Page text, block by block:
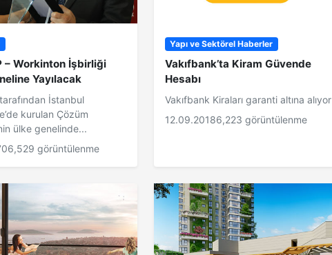
– Workinton İşbirliği
Yayılacak
İstanbul
kurulan Çözüm
ülke genelinde...
6,529 görüntülenme
Yapı ve Sektörel Haberler
Vakıfbank’ta Kiram Güvende
Hesabı
Vakıfbank Kiraları garanti altına alıyor
12.09.20186,223 görüntülenme